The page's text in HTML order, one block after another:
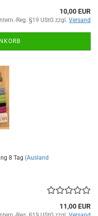
10,00 EUR
Reg. §19 UStG zzgl. Versand
8 Tag (Ausland
11,00 EUR